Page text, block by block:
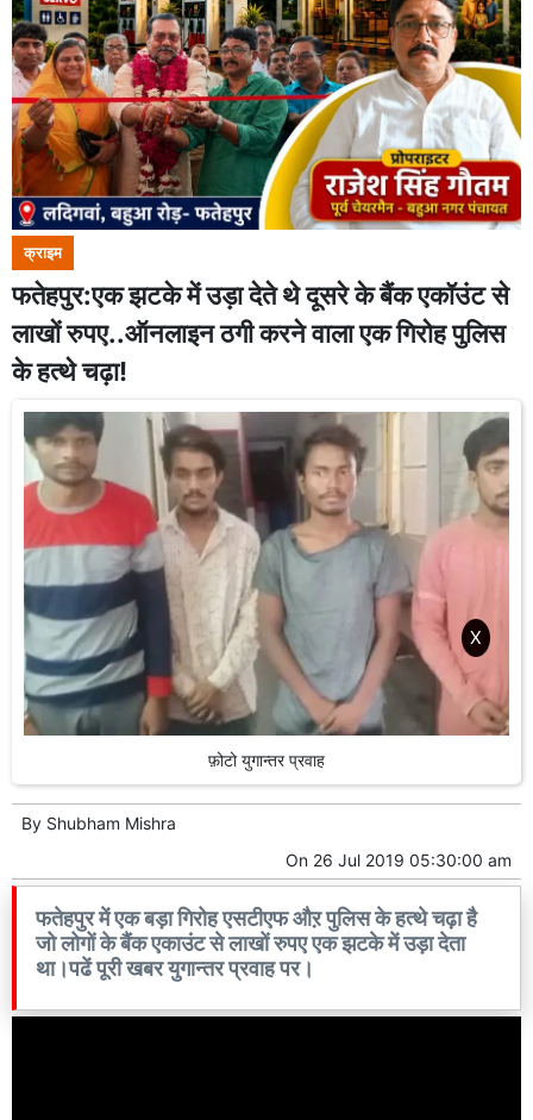
क्राइम
फतेहपुर:एक झटके में उड़ा देते थे दूसरे के बैंक एकॉउंट से
लाखों रुपए..ऑनलाइन ठगी करने वाला एक गिरोह पुलिस
के हत्थे चढ़ा!
फ़ोटो युगान्तर प्रवाह
By Shubham Mishra
On 26 Jul 2019 05:30:00 am
फतेहपुर में एक बड़ा गिरोह एसटीएफ औऱ पुलिस के हत्थे चढ़ा है
जो लोगों के बैंक एकाउंट से लाखों रुपए एक झटके में उड़ा देता
था।पढें पूरी खबर युगान्तर प्रवाह पर।
X